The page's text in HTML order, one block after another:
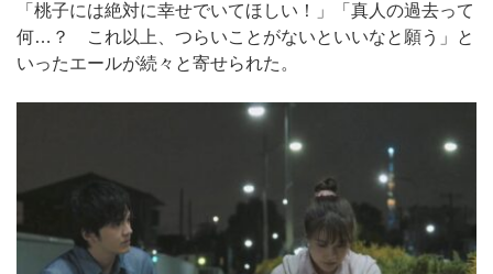
「桃子には絶対に幸せでいてほしい！」「真人の過去って
何…？ これ以上、つらいことがないといいなと願う」と
いったエールが続々と寄せられた。